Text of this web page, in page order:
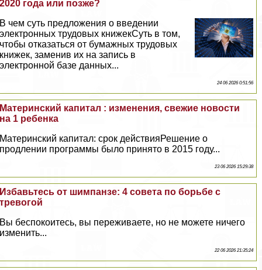
2020 года или позже?
В чем суть предложения о введении
электронных трудовых книжекСуть в том,
чтобы отказаться от бумажных трудовых
книжек, заменив их на запись в
электронной базе данных...
24 06 2026 0:51:56
Материнский капитал : изменения, свежие новости
на 1 ребенка
Материнский капитал: срок действияРешение о
продлении программы было принято в 2015 году...
23 06 2026 15:29:38
Избавьтесь от шимпанзе: 4 совета по борьбе с
тревогой
Вы беспокоитесь, вы переживаете, но не можете ничего
изменить...
22 06 2026 21:35:24